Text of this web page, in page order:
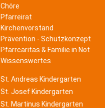
Chöre
Pfarreirat
Kirchenvorstand
Prävention - Schutzkonzept
Pfarrcaritas & Familie in Not
Wissenswertes
St. Andreas Kindergarten
St. Josef Kindergarten
St. Martinus Kindergarten